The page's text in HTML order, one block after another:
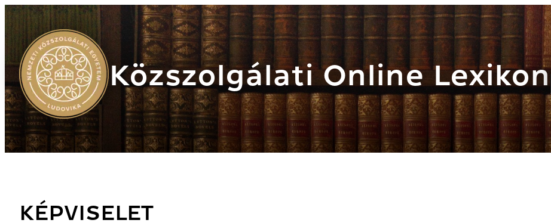
Közszolgálati Online Lexikon
KÉPVISELET